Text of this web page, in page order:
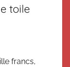
toile
francs,